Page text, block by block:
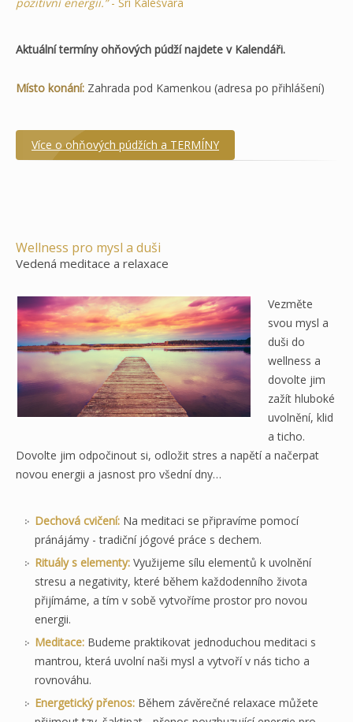
Aktuální termíny ohňových púdží najdete v Kalendáři.
Místo konání: Zahrada pod Kamenkou (adresa po přihlášení)
Více o ohňových púdžích a TERMÍNY
Wellness pro mysl a duši
Vedená meditace a relaxace
Vezměte
svou mysl a
duši do
wellness a
dovolte jim
zažít hluboké
uvolnění, klid
a ticho.
Dovolte jim odpočinout si, odložit stres a napětí a načerpat
novou energii a jasnost pro všední dny…
Dechová cvičení: Na meditaci se připravíme pomocí
pránájámy - tradiční jógové práce s dechem.
Rituály s elementy: Využijeme sílu elementů k uvolnění
stresu a negativity, které během každodenního života
přijímáme, a tím v sobě vytvoříme prostor pro novou
energii.
Meditace: Budeme praktikovat jednoduchou meditaci s
mantrou, která uvolní naši mysl a vytvoří v nás ticho a
rovnováhu.
Energetický přenos: Během závěrečné relaxace můžete